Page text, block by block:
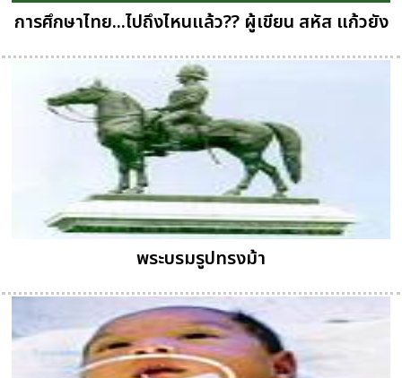
การศึกษาไทย...ไปถึงไหนแล้ว?? ผู้เขียน สหัส แก้วยัง
พระบรมรูปทรงม้า